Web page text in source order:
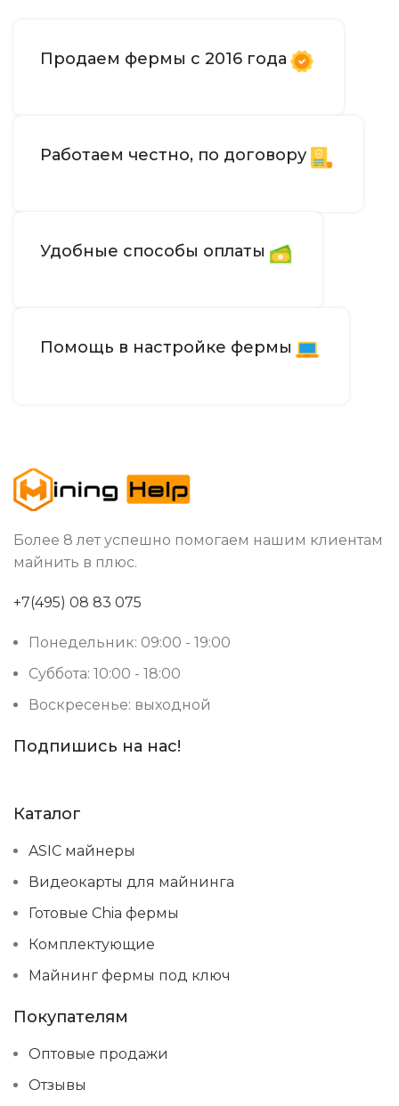
Продаем фермы с 2016 года
Работаем честно, по договору
Удобные способы оплаты
Помощь в настройке фермы
Более 8 лет успешно помогаем нашим клиентам
майнить в плюс.
+7(495) 08 83 075
Понедельник: 09:00 - 19:00
Суббота: 10:00 - 18:00
Воскресенье: выходной
Подпишись на нас!
Каталог
ASIC майнеры
Видеокарты для майнинга
Готовые Chia фермы
Комплектующие
Майнинг фермы под ключ
Покупателям
Оптовые продажи
Отзывы